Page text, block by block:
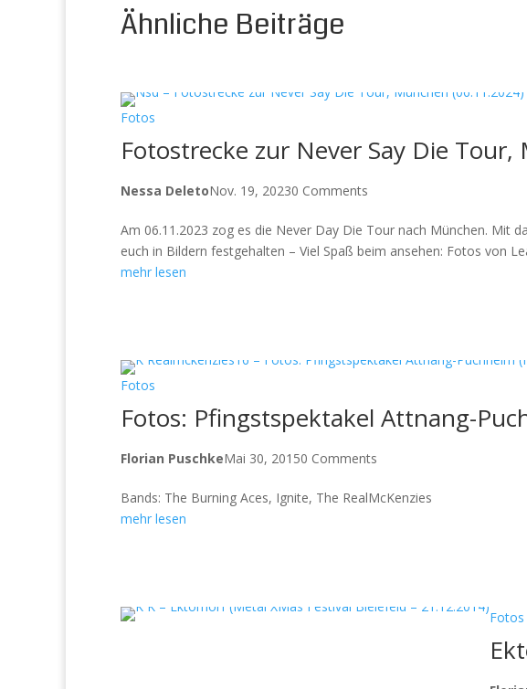
Ähnliche Beiträge
Fotos
Fotostrecke zur Never Say Die
Nessa DeletoNov. 19, 20230 Comments
Am 06.11.2023 zog es die Never Day Die Tour nach München. Mit
euch in Bildern festgehalten – Viel Spaß beim ansehen: Fotos von
mehr lesen
Fotos
Fotos: Pfingstspektakel Attnang-
Florian PuschkeMai 30, 20150 Comments
Bands: The Burning Aces, Ignite, The RealMcKenzies
mehr lesen
Fotos